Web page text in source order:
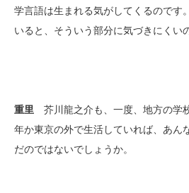
学言語は生まれる気がしてくるのです
いると、そういう部分に気づきにくい
重里 芥川龍之介も、一度、地方の学
年か東京の外で生活していれば、あん
だのではないでしょうか。